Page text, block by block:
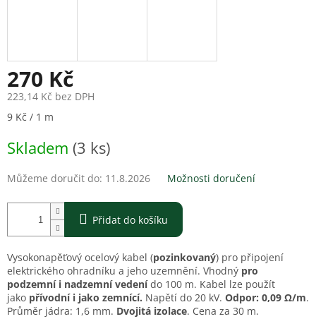
270 Kč
223,14 Kč bez DPH
Měrná
9 Kč / 1 m
Skladem (3 ks)
Můžeme doručit do: 11.8.2026 Možnosti doručení
Přidat do košíku
Vysokonapěťový ocelový kabel (pozinkovaný) pro připojení
elektrického ohradníku a jeho uzemnění. Vhodný pro
podzemní i nadzemní vedenído 100 m. Kabel lze použít
jako přívodní i jako zemnící. Napětí do 20 kV. Odpor: 0,09 Ω/m.
Průměr jádra: 1,6 mm. Dvojitá izolace. Cena za 30 m.